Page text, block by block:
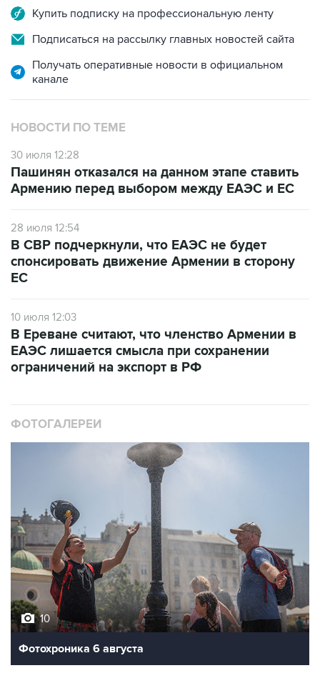
Купить подписку на профессиональную ленту
Подписаться на рассылку главных новостей сайта
Получать оперативные новости в официальном
канале
НОВОСТИ ПО ТЕМЕ
30 июля 12:28
Пашинян отказался на данном этапе ставить
Армению перед выбором между ЕАЭС и ЕС
28 июля 12:54
В СВР подчеркнули, что ЕАЭС не будет
спонсировать движение Армении в сторону
ЕС
10 июля 12:03
В Ереване считают, что членство Армении в
ЕАЭС лишается смысла при сохранении
ограничений на экспорт в РФ
ФОТОГАЛЕРЕИ
10
Фотохроника 6 августа